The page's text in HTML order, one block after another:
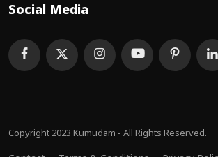
Social Media
Copyright 2023 Kumudam - All Rights Reserved.